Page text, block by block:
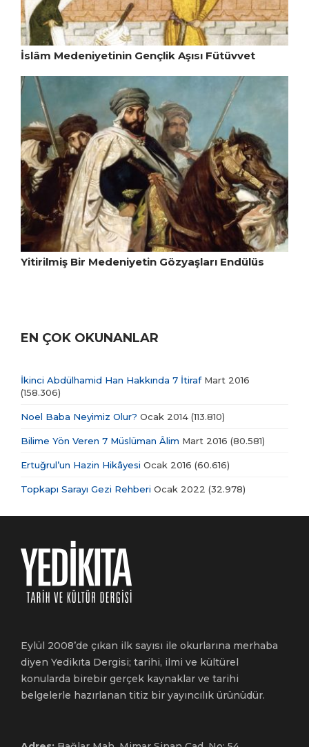
İslâm Medeniyetinin Gençlik Aşısı Fütüvvet
Yitirilmiş Bir Medeniyetin Gözyaşları Endülüs
EN ÇOK OKUNANLAR
İkinci Abdülhamid Han Hakkında 7 İtirafMart 2016
(158.306)
Noel Baba Neyimiz Olur? Ocak 2014 (113.810)
Bilime Yön Veren 7 Müslüman Âlim Mart 2016 (80.581)
Ertuğrul’un Hazin Hikâyesi Ocak 2016 (60.616)
Topkapı Sarayı Gezi Rehberi Ocak 2022 (32.978)
Eylül 2008’de çıkan ilk sayısı ile okurlarına merhaba
diyen Yedikıta Dergisi; tarihi, ilmi ve kültürel
konularda birebir gerçek kaynaklar ve tarihi
belgelerle hazırlanan titiz bir yayıncılık ürünüdür.